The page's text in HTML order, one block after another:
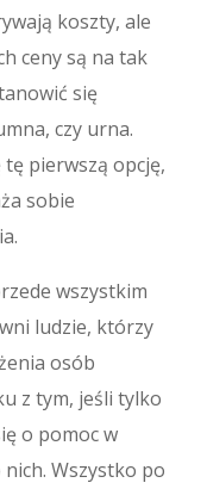
koszty, ale
ceny są na tak
się
czy urna.
pierwszą opcję,
sobie
wszystkim
ludzie, którzy
osób
z tym, jeśli tylko
o pomoc w
Wszystko po